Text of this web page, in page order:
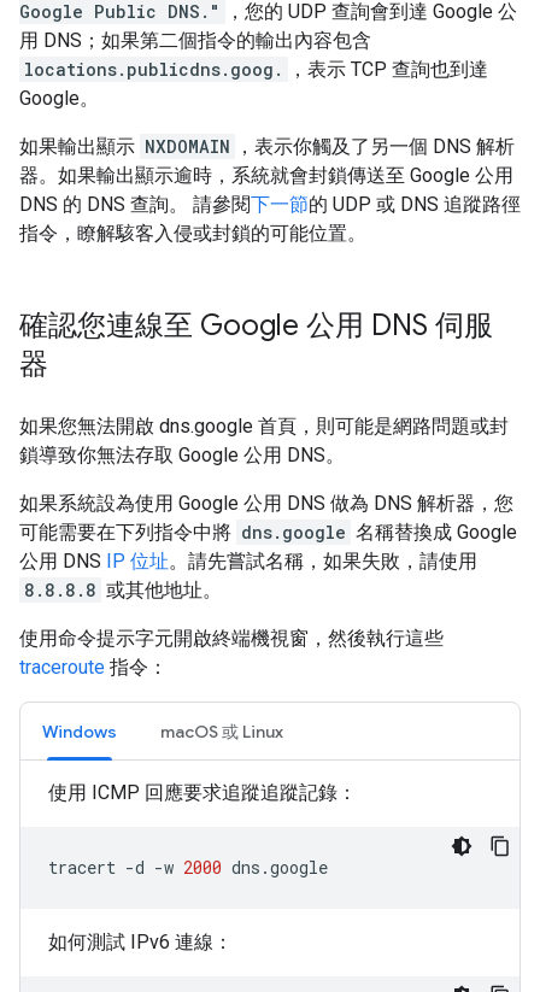
Google Public DNS."
，您的 UDP 查詢會到達 Google 公
用 DNS；如果第二個指令的輸出內容包含
locations.publicdns.goog.
，表示 TCP 查詢也到達
Google。
如果輸出顯示 NXDOMAIN
，表示你觸及了另一個 DNS 解析
器。如果輸出顯示逾時，系統就會封鎖傳送至 Google 公用
DNS 的 DNS 查詢。 請參閱下一節的 UDP 或 DNS 追蹤路徑
指令，瞭解駭客入侵或封鎖的可能位置。
確認您連線至 Google 公用 DNS 伺服
器
如果您無法開啟 dns.google 首頁，則可能是網路問題或封
鎖導致你無法存取 Google 公用 DNS。
如果系統設為使用 Google 公用 DNS 做為 DNS 解析器，您
可能需要在下列指令中將 dns.google 名稱替換成 Google
公用 DNS IP 位址。請先嘗試名稱，如果失敗，請使用
8.8.8.8 或其他地址。
使用命令提示字元開啟終端機視窗，然後執行這些
traceroute 指令：
Windows macOS 或 Linux
使用 ICMP 回應要求追蹤追蹤記錄：
tracert -d -w 2000 dns .google
如何測試 IPv6 連線：